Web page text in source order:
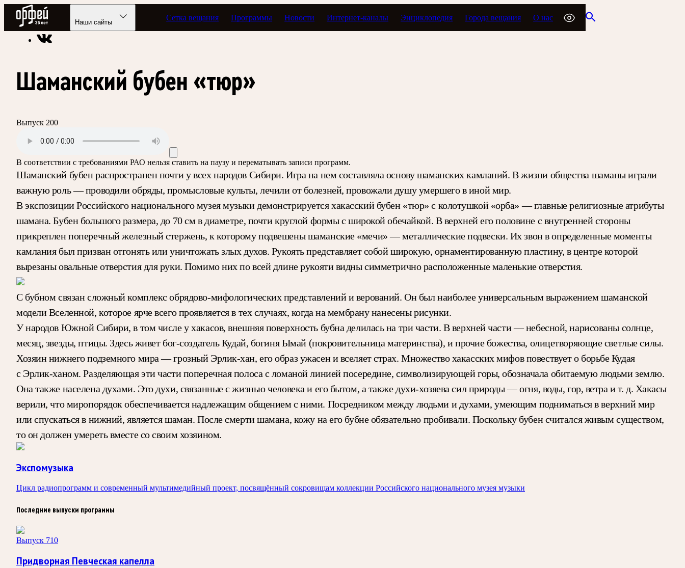
Радио Орфей
Наши сайты
Сетка вещания Программы Новости Интернет-каналы Энциклопедия Города вещания О нас
Радио классической музыки «Орфей» Программы в эфире Экспомузыка
Шаманский бубен «тюр»
Выпуск 200
В соответствии с требованиями РАО нельзя ставить на паузу и перематывать записи программ.
Шаманский бубен распространен почти у всех народов Сибири. Игра на нем составляла основу шаманских камланий. В жизни общества шаманы играли
важную роль — проводили обряды, промысловые культы, лечили от болезней, провожали душу умершего в иной мир.
В экспозиции Российского национального музея музыки демонстрируется хакасский бубен «тюр» с колотушкой «орба» — главные религиозные атрибуты
шамана. Бубен большого размера, до 70 см в диаметре, почти круглой формы с широкой обечайкой. В верхней его половине с внутренней стороны
прикреплен поперечный железный стержень, к которому подвешены шаманские «мечи» — металлические подвески. Их звон в определенные моменты
камлания был призван отгонять или уничтожать злых духов. Рукоять представляет собой широкую, орнаментированную пластину, в центре которой
вырезаны овальные отверстия для руки. Помимо них по всей длине рукояти видны симметрично расположенные маленькие отверстия.
С бубном связан сложный комплекс обрядово-мифологических представлений и верований. Он был наиболее универсальным выражением шаманской
модели Вселенной, которое ярче всего проявляется в тех случаях, когда на мембрану нанесены рисунки.
У народов Южной Сибири, в том числе у хакасов, внешняя поверхность бубна делилась на три части. В верхней части — небесной, нарисованы солнце,
месяц, звезды, птицы. Здесь живет бог-создатель Кудай, богиня Ымай (покровительница материнства), и прочие божества, олицетворяющие светлые силы.
Хозяин нижнего подземного мира — грозный Эрлик-хан, его образ ужасен и вселяет страх. Множество хакасских мифов повествует о борьбе Кудая
с Эрлик-ханом. Разделяющая эти части поперечная полоса с ломаной линией посередине, символизирующей горы, обозначала обитаемую людьми землю.
Она также населена духами. Это духи, связанные с жизнью человека и его бытом, а также духи-хозяева сил природы — огня, воды, гор, ветра и т. д. Хакасы
верили, что миропорядок обеспечивается надлежащим общением с ними. Посредником между людьми и духами, умеющим подниматься в верхний мир
или спускаться в нижний, является шаман. После смерти шамана, кожу на его бубне обязательно пробивали. Поскольку бубен считался живым существом,
то он должен умереть вместе со своим хозяином.
Экспомузыка
Цикл радиопрограмм и современный мультимедийный проект, посвящённый сокровищам коллекции Российского национального музея музыки
Последние выпуски программы
Выпуск 710
Придворная Певческая капелла